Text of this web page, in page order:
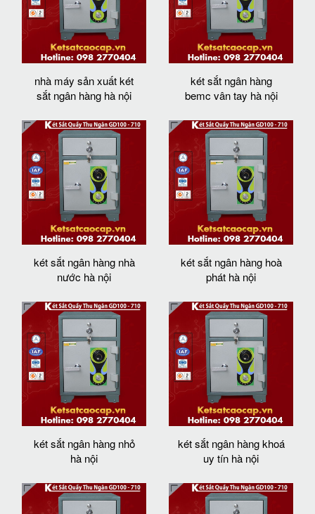
nhà máy sản xuất két
sắt ngân hàng hà nội
két sắt ngân hàng
bemc vân tay hà nội
két sắt ngân hàng nhà
nước hà nội
két sắt ngân hàng hoà
phát hà nội
két sắt ngân hàng nhỏ
hà nội
két sắt ngân hàng khoá
uy tín hà nội